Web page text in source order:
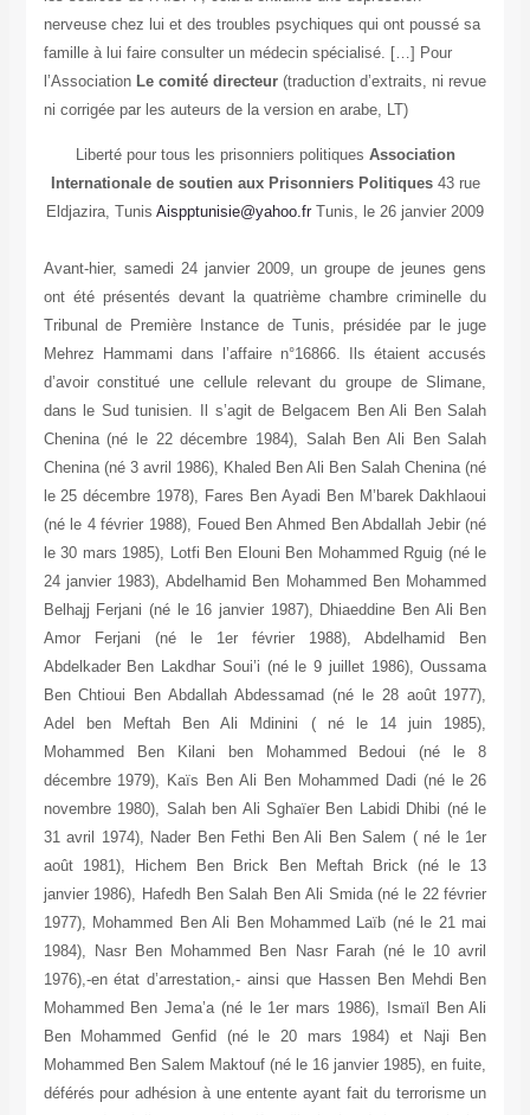
nerveuse chez lui et des troubles psychiques qui ont poussé sa
famille à lui faire consulter un médecin spécialisé. […] Pour
l’Association Le comité directeur (traduction d’extraits, ni revue
ni corrigée par les auteurs de la version en arabe, LT)
Liberté pour tous les prisonniers politiques Association
Internationale de soutien aux Prisonniers Politiques43 rue
Eldjazira, Tunis Aispptunisie@yahoo.fr Tunis, le 26 janvier 2009
Avant-hier, samedi 24 janvier 2009, un groupe de jeunes gens
ont été présentés devant la quatrième chambre criminelle du
Tribunal de Première Instance de Tunis, présidée par le juge
Mehrez Hammami dans l’affaire n°16866. Ils étaient accusés
d’avoir constitué une cellule relevant du groupe de Slimane,
dans le Sud tunisien. Il s’agit de Belgacem Ben Ali Ben Salah
Chenina (né le 22 décembre 1984), Salah Ben Ali Ben Salah
Chenina (né 3 avril 1986), Khaled Ben Ali Ben Salah Chenina (né
le 25 décembre 1978), Fares Ben Ayadi Ben M’barek Dakhlaoui
(né le 4 février 1988), Foued Ben Ahmed Ben Abdallah Jebir (né
le 30 mars 1985), Lotfi Ben Elouni Ben Mohammed Rguig (né le
24 janvier 1983), Abdelhamid Ben Mohammed Ben Mohammed
Belhajj Ferjani (né le 16 janvier 1987), Dhiaeddine Ben Ali Ben
Amor Ferjani (né le 1er février 1988), Abdelhamid Ben
Abdelkader Ben Lakdhar Soui’i (né le 9 juillet 1986), Oussama
Ben Chtioui Ben Abdallah Abdessamad (né le 28 août 1977),
Adel ben Meftah Ben Ali Mdinini ( né le 14 juin 1985),
Mohammed Ben Kilani ben Mohammed Bedoui (né le 8
décembre 1979), Kaïs Ben Ali Ben Mohammed Dadi (né le 26
novembre 1980), Salah ben Ali Sghaïer Ben Labidi Dhibi (né le
31 avril 1974), Nader Ben Fethi Ben Ali Ben Salem ( né le 1er
août 1981), Hichem Ben Brick Ben Meftah Brick (né le 13
janvier 1986), Hafedh Ben Salah Ben Ali Smida (né le 22 février
1977), Mohammed Ben Ali Ben Mohammed Laïb (né le 21 mai
1984), Nasr Ben Mohammed Ben Nasr Farah (né le 10 avril
1976),-en état d’arrestation,- ainsi que Hassen Ben Mehdi Ben
Mohammed Ben Jema’a (né le 1er mars 1986), Ismaïl Ben Ali
Ben Mohammed Genfid (né le 20 mars 1984) et Naji Ben
Mohammed Ben Salem Maktouf (né le 16 janvier 1985), en fuite,
déférés pour adhésion à une entente ayant fait du terrorisme un